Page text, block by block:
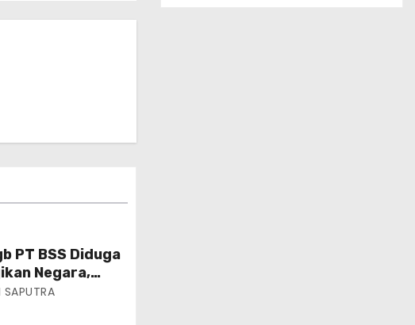
PT BSS Diduga
Negara,
Di Gugat Di
SAPUTRA